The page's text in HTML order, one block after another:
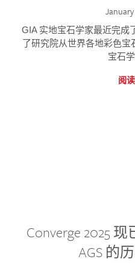
GIA 实地宝石学家最近完成
了研究院从世界各地彩色宝
宝石学
阅
Converge 2025
AGS 的